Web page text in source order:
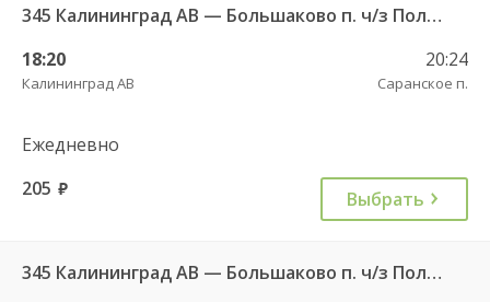
345 Калининград АВ — Большаково п. ч/з Полесск г.
18:20
Калининград АВ
20:24
Саранское п.
Ежедневно
205 руб. Выбрать
345 Калининград АВ — Большаково п. ч/з Полесск г.